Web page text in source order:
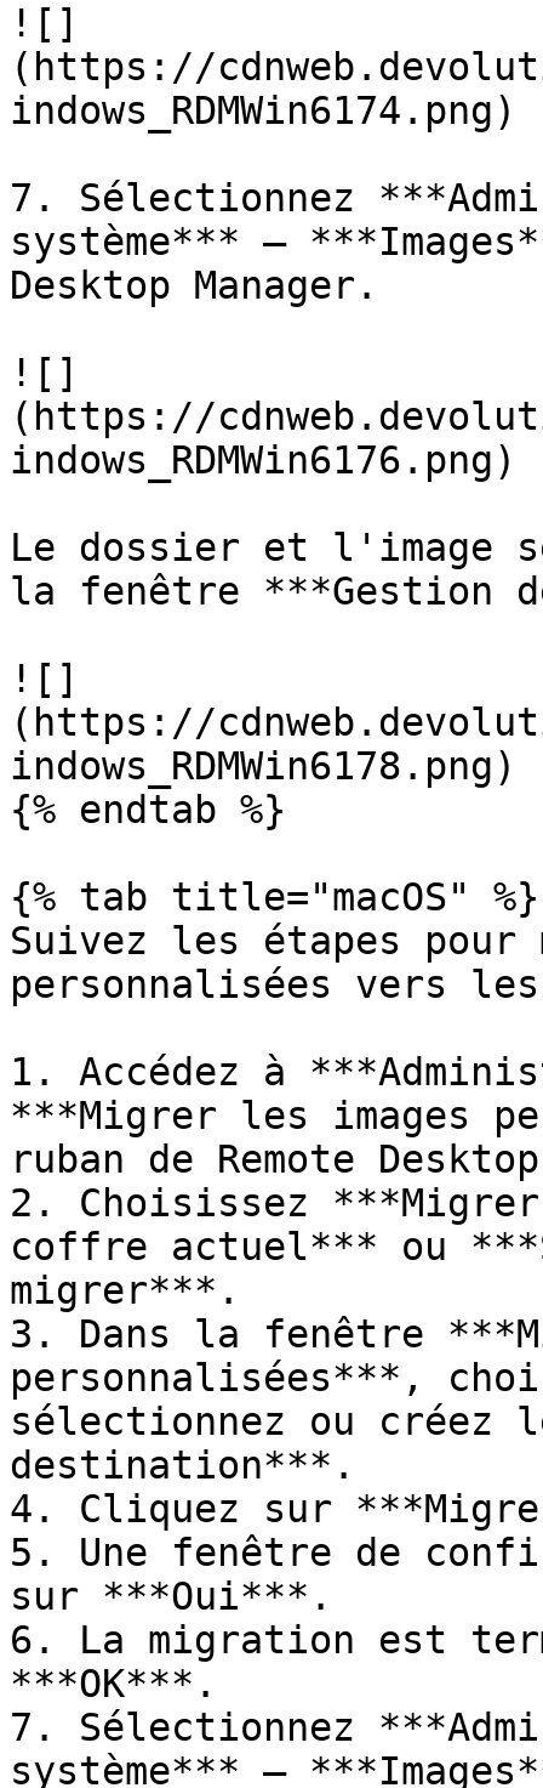
![]
(https://
indows_RDMWin6174.png)
7. Sélectionnez
système*** –
Desktop Manager.
![]
(https://
indows_RDMWin6176.png)
Le dossier et l'image
la fenêtre ***Gestion
![]
(https://
indows_RDMWin6178.png)
{% endtab %}
{% tab title="macOS" %}
Suivez les étapes pour
personnalisées vers
1. Accédez à
***Migrer les images
ruban de Remote
2. Choisissez
coffre actuel*** ou
migrer***.
3. Dans la fenêtre
personnalisées***,
sélectionnez ou créez
destination***.
4. Cliquez sur
5. Une fenêtre de
sur ***Oui***.
6. La migration est
***OK***.
7. Sélectionnez
système*** –